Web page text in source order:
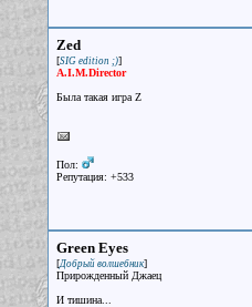
Zed
[SIG edition ;)]
A.I.M.Director
Была такая игра Z
Пол:
Репутация: +533
Green Eyes
[Добрый волшебник]
Прирожденный Джаец
И тишина...